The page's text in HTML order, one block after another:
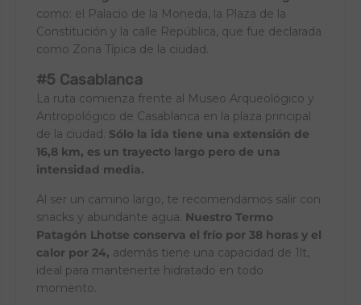
como: el Palacio de la Moneda, la Plaza de la
Constitución y la calle República, que fue declarada
como Zona Típica de la ciudad.
#5 Casablanca
La ruta comienza frente al Museo Arqueológico y
Antropológico de Casablanca en la plaza principal
de la ciudad. Sólo la ida tiene una extensión de
16,8 km, es un trayecto largo pero de una
intensidad media.
Al ser un camino largo, te recomendamos salir con
snacks y abundante agua. Nuestro Termo
Patagón Lhotse conserva el frío por 38 horas y el
calor por 24, además tiene una capacidad de 1lt,
ideal para mantenerte hidratado en todo
momento.